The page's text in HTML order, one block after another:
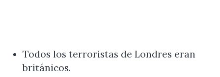
Todos los terroristas de Londres eran
británicos.